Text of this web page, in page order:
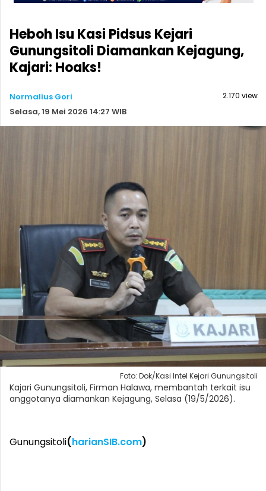
Heboh Isu Kasi Pidsus Kejari
Gunungsitoli Diamankan Kejagung,
Kajari: Hoaks!
Normalius Gori
Selasa, 19 Mei 2026 14:27 WIB
2.170 view
Foto: Dok/Kasi Intel Kejari Gunungsitoli
Kajari Gunungsitoli, Firman Halawa, membantah terkait isu
anggotanya diamankan Kejagung, Selasa (19/5/2026).
Gunungsitoli(harianSIB.com)